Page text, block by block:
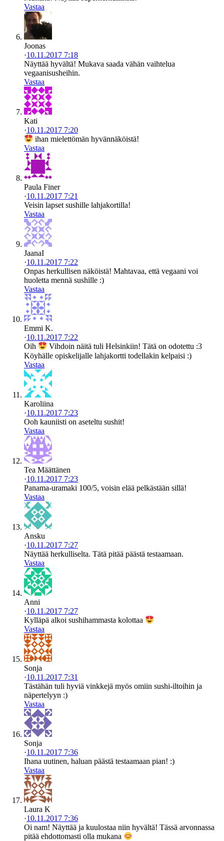
Vastaa
Joonas
·10.11.2017 7:18
Näyttää hyvältä! Mukava saada vähän vaihtelua
vegaanisusheihin.
Vastaa
Kati
·10.11.2017 7:20
ihan mielettömän hyvännäköistä!
Vastaa
Paula Finer
·10.11.2017 7:21
Veisin lapset sushille lahjakortilla!
Vastaa
JaanaI
·10.11.2017 7:22
Onpas herkullisen näköistä! Mahtavaa, että vegaani voi
huoletta mennä sushille :)
Vastaa
Emmi K.
·10.11.2017 7:22
Oih
Vihdoin näitä tuli Helsinkiin! Tätä on odotettu :3
Köyhälle opiskelijalle lahjakortti todellakin kelpaisi :)
Vastaa
Karoliina
·10.11.2017 7:23
Ooh kauniisti on aseteltu sushit!
Vastaa
Tea Määttänen
·10.11.2017 7:23
Panama-uramaki 100/5, voisin elää pelkästään sillä!
Vastaa
Ansku
·10.11.2017 7:27
Näyttää herkulliselta. Tätä pitää päästä testaamaan.
Vastaa
Anni
·10.11.2017 7:27
Kylläpä alkoi sushihammasta kolottaa
Vastaa
Sonja
·10.11.2017 7:31
Tästähän tuli hyviä vinkkejä myös omiin sushi-iltoihin ja
näpertelyyn :)
Vastaa
Sonja
·10.11.2017 7:36
Ihana uutinen, haluan päästä testaamaan pian! :)
Vastaa
Laura K
·10.11.2017 7:36
Oi nam! Näyttää ja kuulostaa niin hyvältä! Tässä arvonnassa
pitää ehdottomasti olla mukana